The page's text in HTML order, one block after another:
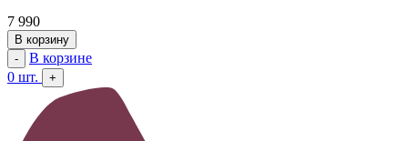
7 990
В корзину
-
В корзине
0 шт. +